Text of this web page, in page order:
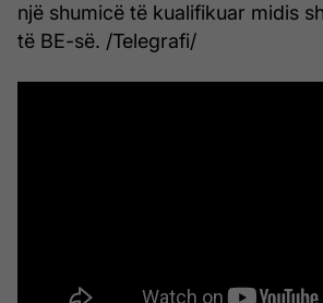
një shumicë të kualifikuar midis
të BE-së. /Telegrafi/